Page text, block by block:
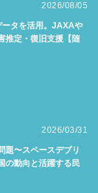
2026/08/05
タを活用。JAXAや
推定・復旧支援【随
2026/03/31
題〜スペースデブリ
の動向と活躍する民